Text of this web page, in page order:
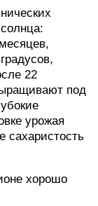
22
под
урожая
сахаристость
хорошо